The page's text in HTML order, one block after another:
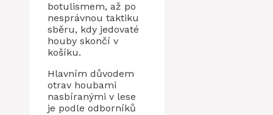
botulismem, až po
nesprávnou taktiku
sběru, kdy jedovaté
houby skončí v
košíku.
Hlavním důvodem
otrav houbami
nasbíranými v lese
je podle odborníků